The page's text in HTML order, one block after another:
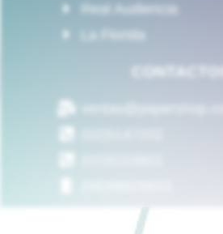
Real Audiencia
La Florida
CONTACTOS